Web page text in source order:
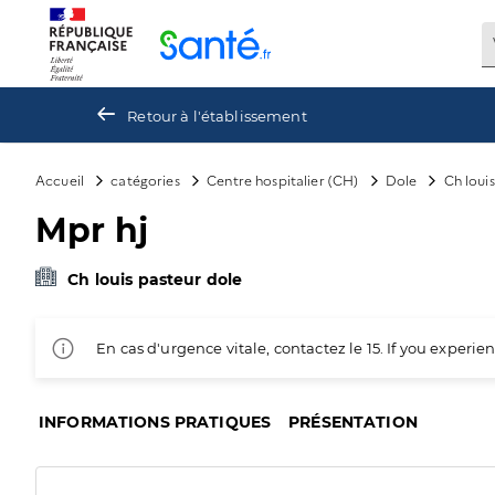
Retour à l'établissement
Accueil catégories Centre hospitalier (CH) Dole Ch
Mpr hj
Ch louis pasteur dole
En cas d'urgence vitale, contactez le 15. If you
INFORMATIONS PRATIQUES PRÉSENTATION
Panneau de gestion des cookies